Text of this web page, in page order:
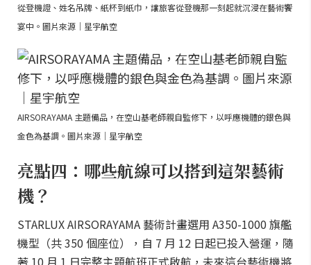
從登機證、姓名吊牌、紙杯到紙巾，讓旅客從登機那一刻起就沉浸在藝術饗
宴中。圖片來源｜星宇航空
AIRSORAYAMA 主題備品，在空山基老師親自監修下，以呼應機體的銀色與
金色為基調。圖片來源｜星宇航空
亮點四：哪些航線可以搭到這架藝術
機？
STARLUX AIRSORAYAMA 藝術計畫選用 A350-1000 旗艦
機型（共 350 個座位），自 7 月 12 日起已投入營運，隨
著 10 月 1 日完整主題航班正式啟航，未來這台藝術機將